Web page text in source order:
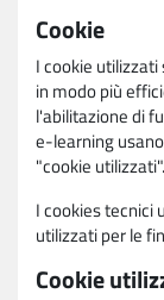
Cookie
I cookie
in modo più
l'abilitazione di
e-learning
"cookie utilizzati".
I cookies tecnici
utilizzati per le
Cookie